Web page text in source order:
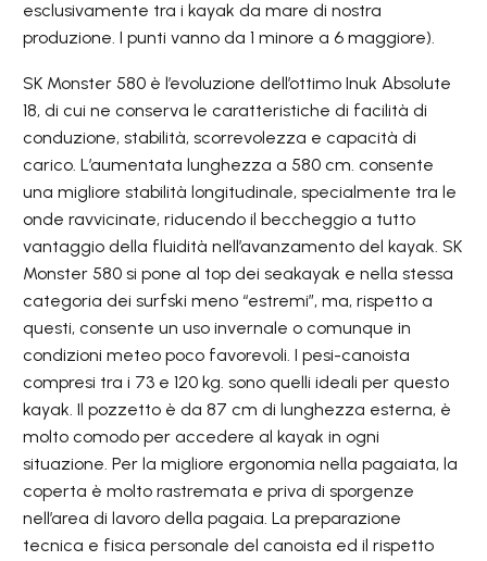
esclusivamente tra i kayak da mare di nostra
produzione. I punti vanno da 1 minore a 6 maggiore).
SK Monster 580 è l’evoluzione dell’ottimo Inuk Absolute
18, di cui ne conserva le caratteristiche di facilità di
conduzione, stabilità, scorrevolezza e capacità di
carico. L’aumentata lunghezza a 580 cm. consente
una migliore stabilità longitudinale, specialmente tra le
onde ravvicinate, riducendo il beccheggio a tutto
vantaggio della fluidità nell’avanzamento del kayak. SK
Monster 580 si pone al top dei seakayak e nella stessa
categoria dei surfski meno “estremi”, ma, rispetto a
questi, consente un uso invernale o comunque in
condizioni meteo poco favorevoli. I pesi-canoista
compresi tra i 73 e 120 kg. sono quelli ideali per questo
kayak. Il pozzetto è da 87 cm di lunghezza esterna, è
molto comodo per accedere al kayak in ogni
situazione. Per la migliore ergonomia nella pagaiata, la
coperta è molto rastremata e priva di sporgenze
nell’area di lavoro della pagaia. La preparazione
tecnica e fisica personale del canoista ed il rispetto